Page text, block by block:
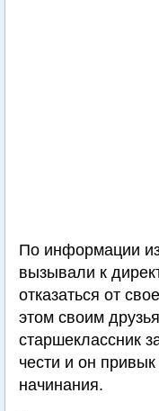
По информации
вызывали к
отказаться от
этом своим
старшеклассник
чести и он
начинания.